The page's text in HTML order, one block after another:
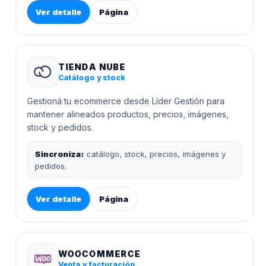
Ver detalle Página
TIENDA NUBE
Catálogo y stock
Gestioná tu ecommerce desde Líder Gestión para
mantener alineados productos, precios, imágenes,
stock y pedidos.
Sincroniza: catálogo, stock, precios, imágenes y
pedidos.
Ver detalle Página
WOOCOMMERCE